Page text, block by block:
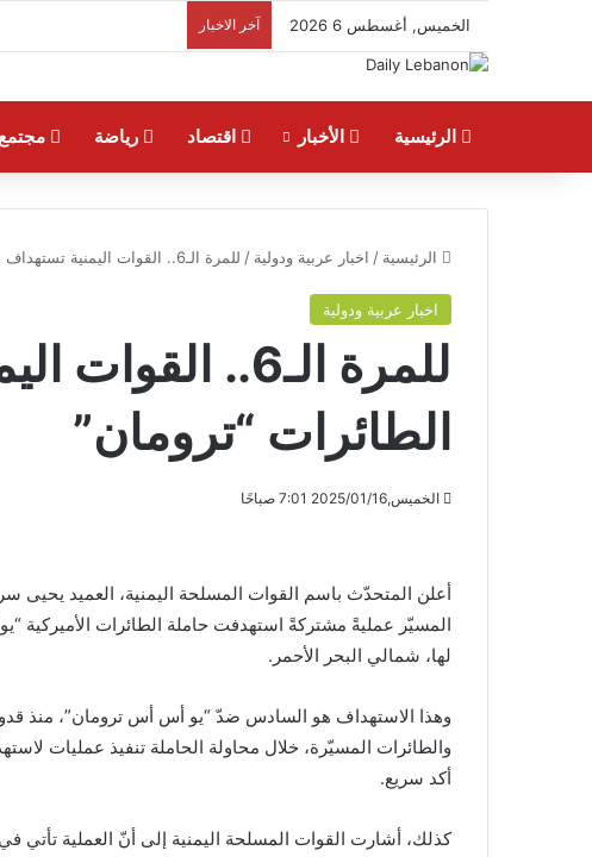
الخميس, أغسطس 6 2026 آخر الاخبار
الرئيسية الأخبار اقتصاد رياضة
الرئيسية / اخبار عربية ودولية / للمرة الـ6.. القوات اليمنية تستهداف حاملة الطائرات “ترومان”
اخبار عربية ودولية
للمرة الـ6..
الطائرات “ترومان”
الخميس,2025/01/16 7:01 صباحًا
أعلن المتحدّث باسم القوات المسلحة اليمنية، العميد يحيى
المسيّر عمليةً مشتركةً استهدفت حاملة الطائرات الأميركية
لها، شمالي البحر الأحمر.
وهذا الاستهداف هو السادس ضدّ “يو أس أس ترومان”، منذ
والطائرات المسيّرة، خلال محاولة الحاملة تنفيذ عمليات
أكد سريع.
كذلك، أشارت القوات المسلحة اليمنية إلى أنّ العملية تأتي